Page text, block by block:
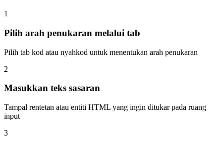
1
Pilih arah penukaran melalui tab
Pilih tab kod atau nyahkod untuk menentukan arah penukaran
2
Masukkan teks sasaran
Tampal rentetan atau entiti HTML yang ingin ditukar pada ruang
input
3